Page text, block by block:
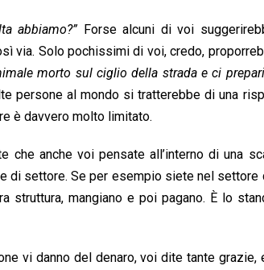
abbiamo?” Forse alcuni di voi
via. Solo pochissimi di voi, credo,
morto sul ciglio della strada e ci
persone al mondo si tratterebbe di una
è davvero molto limitato.
anche voi pensate all’interno di una
di settore. Se per esempio siete nel settore
mangiano e poi pagano. È lo
vi danno del denaro, voi dite tante grazie,